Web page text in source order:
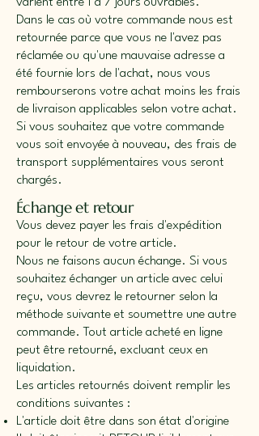
Dans le cas où votre commande nous est
retournée parce que vous ne l'avez pas
réclamée ou qu'une mauvaise adresse a
été fournie lors de l'achat, nous vous
rembourserons votre achat moins les frais
de livraison applicables selon votre achat.
Si vous souhaitez que votre commande
vous soit envoyée à nouveau, des frais de
transport supplémentaires vous seront
chargés.
Échange et retour
Vous devez payer les frais d'expédition
pour le retour de votre article.
Nous ne faisons aucun échange. Si vous
souhaitez échanger un article avec celui
reçu, vous devrez le retourner selon la
méthode suivante et soumettre une autre
commande. Tout article acheté en ligne
peut être retourné, excluant ceux en
liquidation.
Les articles retournés doivent remplir les
conditions suivantes :
L'article doit être dans son état d'origine